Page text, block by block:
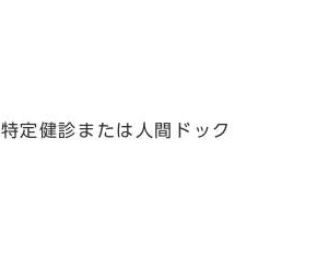
定健診または人間ドック